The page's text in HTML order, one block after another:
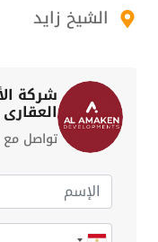
الشيخ زايد
شركة
العقاري
تواصل